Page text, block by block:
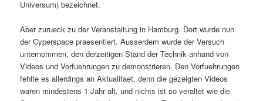
Universum) bezeichnet.
Aber zurueck zu der Veranstaltung in Hamburg. Dort wurde nun
der Cyperspace praesentiert. Ausserdem wurde der Versuch
unternommen, den derzeitigen Stand der Technik anhand von
Videos und Vorfuehrungen zu demonstrieren. Den Vorfuehrungen
fehlte es allerdings an Aktualitaet, denn die gezeigten Videos
waren mindestens 1 Jahr alt, und nichts ist so veraltet wie die